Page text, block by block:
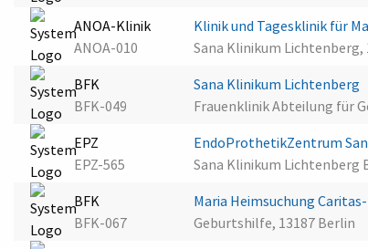
ANOA-Klinik
ANOA-010
Klinik und Tagesklinik für
Sana Klinikum Lichtenberg,
BFK
BFK-049
Sana Klinikum Lichtenberg
Frauenklinik Abteilung für
EPZ
EPZ-565
EndoProthetikZentrum
Sana Klinikum Lichtenberg
BFK
BFK-067
Maria Heimsuchung
Geburtshilfe, 13187 Berlin